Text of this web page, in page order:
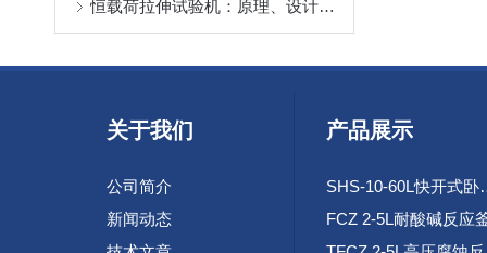
恒载荷拉伸试验机：原理、设计与在材料长期性能评估中的核心作用
关于我们
公司简介
新闻动态
产品展示
SHS-10-60L
FCZ 2-5L耐酸碱反应